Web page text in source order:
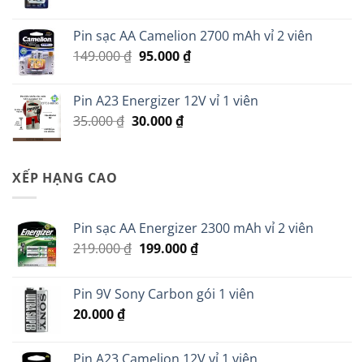
439.000 ₫. là:
Pin sạc AA Camelion 2700 mAh vỉ 2 viên
149.000₫ Giá
149.000 ₫.
95.000₫Giá
là:
Pin A23 Energizer 12V vỉ 1 viên
35.000₫ Giá
30.000₫Giá
XẾP HẠNG CAO
Pin sạc AA Energizer 2300 mAh vỉ 2 viên
219.000₫ Giá
219.000 ₫.
199.000₫Giá
là:
Pin 9V Sony Carbon gói 1 viên
20.000₫